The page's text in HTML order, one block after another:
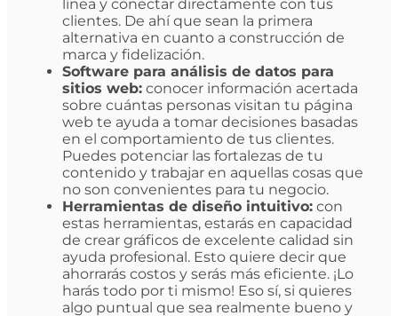
línea y conectar directamente con tus
clientes. De ahí que sean la primera
alternativa en cuanto a construcción de
marca y fidelización.
Software para análisis de datos para
sitios web:conocer información acertada
sobre cuántas personas visitan tu página
web te ayuda a tomar decisiones basadas
en el comportamiento de tus clientes.
Puedes potenciar las fortalezas de tu
contenido y trabajar en aquellas cosas que
no son convenientes para tu negocio.
Herramientas de diseño intuitivo:con
estas herramientas, estarás en capacidad
de crear gráficos de excelente calidad sin
ayuda profesional. Esto quiere decir que
ahorrarás costos y serás más eficiente. ¡Lo
harás todo por ti mismo! Eso sí, si quieres
algo puntual que sea realmente bueno y